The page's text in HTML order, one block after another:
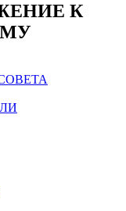
К